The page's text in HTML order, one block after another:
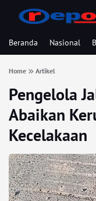
Beranda Nasional
Home Artikel
Pengelola
Abaikan
Kecelakaan